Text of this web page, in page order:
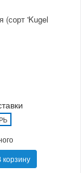
(сорт 'Kugel
корзину